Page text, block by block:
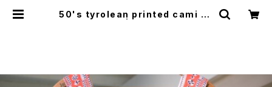
50's tyrolean printed cami Dr